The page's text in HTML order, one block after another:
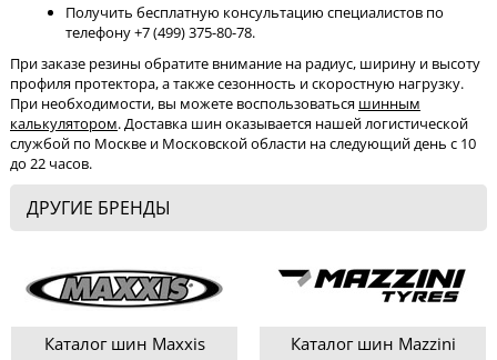
Получить бесплатную консультацию специалистов по
телефону +7 (499) 375-80-78.
При заказе резины обратите внимание на радиус, ширину и высоту
профиля протектора, а также сезонность и скоростную нагрузку.
При необходимости, вы можете воспользоваться шинным
калькулятором. Доставка шин оказывается нашей логистической
службой по Москве и Московской области на следующий день с 10
до 22 часов.
ДРУГИЕ БРЕНДЫ
Каталог шин Maxxis Каталог шин Mazzini